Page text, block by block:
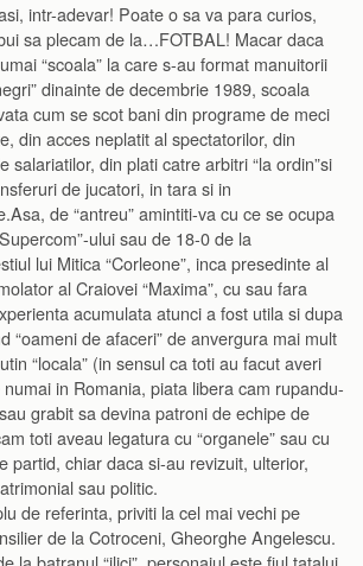
intr-adevar! Poate o sa va para curios,
sa plecam de la…FOTBAL! Macar daca
“scoala” la care s-au format manuitorii
dinainte de decembrie 1989, scoala
cum se scot bani din programe de meci
din acces neplatit al spectatorilor, din
salariatilor, din plati catre arbitri “la ordin”si
de jucatori, in tara si in
de “antreu” amintiti-va cu ce se ocupa
ului sau de 18-0 de la
lui Mitica “Corleone”, inca presedinte al
al Craiovei “Maxima”, cu sau fara
acumulata atunci a fost utila si dupa
“oameni de afaceri” de anvergura mai mult
“locala” (in sensul ca toti au facut averi
in Romania, piata libera cam rupandu-
grabit sa devina patroni de echipe de
toti aveau legatura cu “organele” sau cu
partid, chiar daca si-au revizuit, ulterior,
sau politic.
de referinta, priviti la cel mai vechi pe
de la Cotroceni, Gheorghe Angelescu.